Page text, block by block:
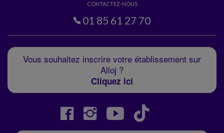
CONTACTEZ-NOUS
01 85 61 27 70
Vous souhaitez inscrire votre établissement sur
Alloj ?
Cliquez ici